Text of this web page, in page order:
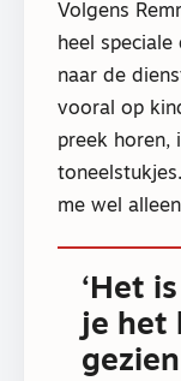
Volgens
heel
naar de
vooral op
preek horen,
me wel
‘Het
je het